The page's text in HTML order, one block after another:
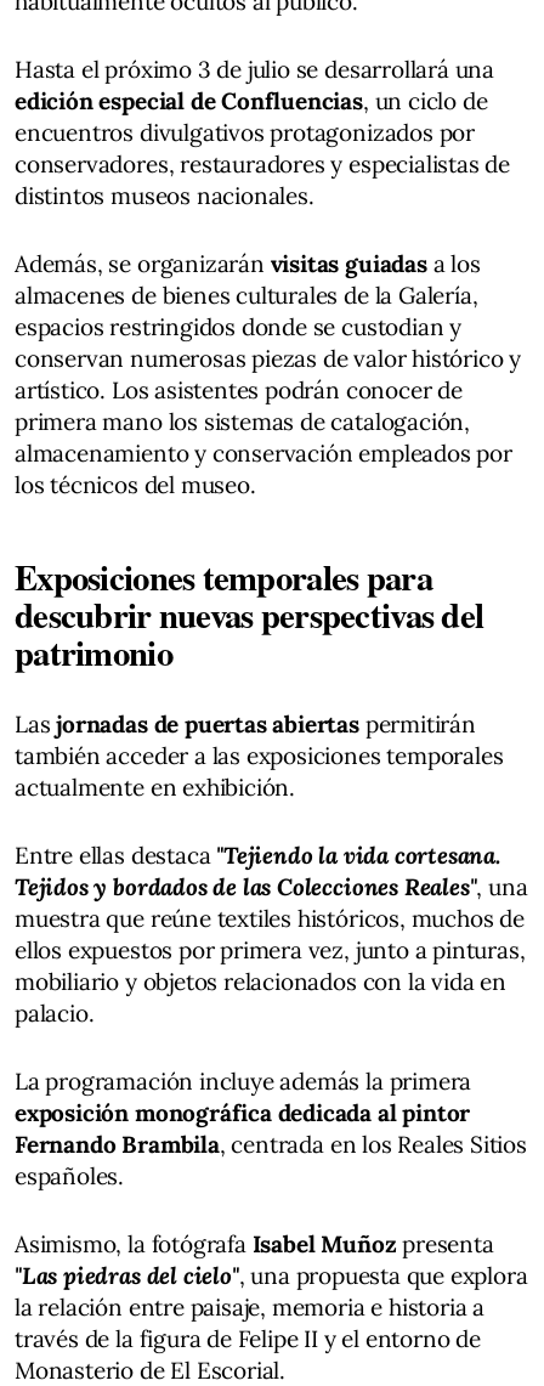
Hasta el próximo 3 de julio se desarrollará una
edición especial de Confluencias, un ciclo de
encuentros divulgativos protagonizados por
conservadores, restauradores y especialistas de
distintos museos nacionales.
Además, se organizarán visitas guiadas a los
almacenes de bienes culturales de la Galería,
espacios restringidos donde se custodian y
conservan numerosas piezas de valor histórico y
artístico. Los asistentes podrán conocer de
primera mano los sistemas de catalogación,
almacenamiento y conservación empleados por
los técnicos del museo.
Exposiciones temporales para
descubrir nuevas perspectivas del
patrimonio
Lasjornadas de puertas abiertaspermitirán
también acceder a las exposiciones temporales
actualmente en exhibición.
Entre ellas destaca "Tejiendo la vida cortesana.
Tejidos y bordados de las Colecciones Reales", una
muestra que reúne textiles históricos, muchos de
ellos expuestos por primera vez, junto a pinturas,
mobiliario y objetos relacionados con la vida en
palacio.
La programación incluye además la primera
exposición monográfica dedicada al pintor
Fernando Brambila, centrada en los Reales Sitios
españoles.
Asimismo, la fotógrafa Isabel Muñozpresenta
"Las piedras del cielo", una propuesta que explora
la relación entre paisaje, memoria e historia a
través de la figura de Felipe II y el entorno de
Monasterio de El Escorial.